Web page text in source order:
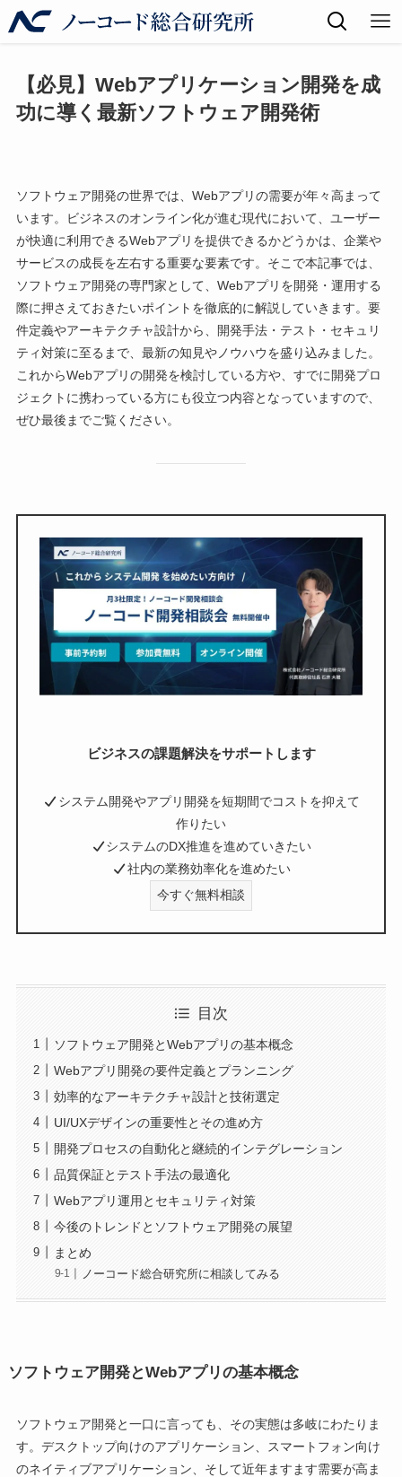
【必見】Webアプリケーション開発を成
功に導く最新ソフトウェア開発術
ソフトウェア開発の世界では、Webアプリの需要が年々高まって
います。ビジネスのオンライン化が進む現代において、ユーザー
が快適に利用できるWebアプリを提供できるかどうかは、企業や
サービスの成長を左右する重要な要素です。そこで本記事では、
ソフトウェア開発の専門家として、Webアプリを開発・運用する
際に押さえておきたいポイントを徹底的に解説していきます。要
件定義やアーキテクチャ設計から、開発手法・テスト・セキュリ
ティ対策に至るまで、最新の知見やノウハウを盛り込みました。
これからWebアプリの開発を検討している方や、すでに開発プロ
ジェクトに携わっている方にも役立つ内容となっていますので、
ぜひ最後までご覧ください。
ビジネスの課題解決をサポートします
システム開発やアプリ開発を短期間でコストを抑えて
作りたい
システムのDX推進を進めていきたい
社内の業務効率化を進めたい
今すぐ無料相談
目次
ソフトウェア開発とWebアプリの基本概念
Webアプリ開発の要件定義とプランニング
効率的なアーキテクチャ設計と技術選定
UI/UXデザインの重要性とその進め方
開発プロセスの自動化と継続的インテグレーション
品質保証とテスト手法の最適化
Webアプリ運用とセキュリティ対策
今後のトレンドとソフトウェア開発の展望
まとめ
ノーコード総合研究所に相談してみる
ソフトウェア開発とWebアプリの基本概念
ソフトウェア開発と一口に言っても、その実態は多岐にわたりま
す。デスクトップ向けのアプリケーション、スマートフォン向け
のネイティブアプリケーション、そして近年ますます需要が高ま